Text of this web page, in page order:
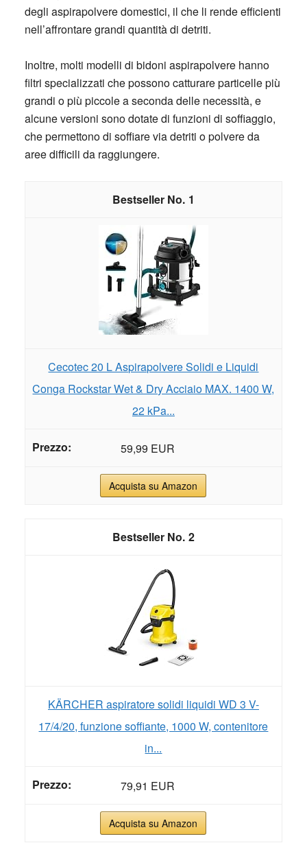
degli aspirapolvere domestici, il che li rende efficienti
nell’affrontare grandi quantità di detriti.
Inoltre, molti modelli di bidoni aspirapolvere hanno
filtri specializzati che possono catturare particelle più
grandi o più piccole a seconda delle necessità, e
alcune versioni sono dotate di funzioni di soffiaggio,
che permettono di soffiare via detriti o polvere da
aree difficili da raggiungere.
1
Cecotec 20 L Aspirapolvere Solidi e Liquidi
Conga Rockstar Wet & Dry Acciaio MAX. 1400 W,
22 kPa...
59,99 EUR
Acquista su Amazon
2
KÄRCHER aspiratore solidi liquidi WD 3 V-
17/4/20, funzione soffiante, 1000 W, contenitore
in...
79,91 EUR
Acquista su Amazon